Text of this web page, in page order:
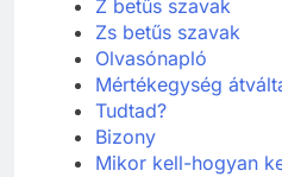
Z betűs szavak
Zs betűs szavak
Olvasónapló
Mértékegység
Tudtad?
Bizony
Mikor kell-hogyan